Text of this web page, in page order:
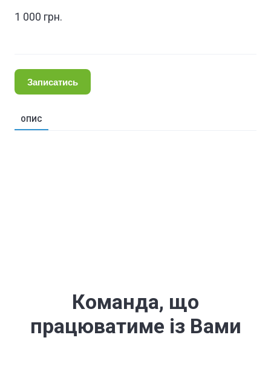
1 000 грн.
Записатись
ОПИС
Команда, що
працюватиме із Вами